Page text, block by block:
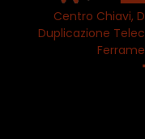
Centro Chiavi,
Duplicazione